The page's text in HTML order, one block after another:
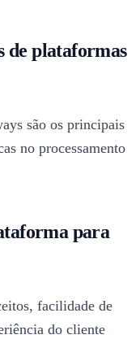
de plataformas
são os principais
no processamento
para
facilidade de
do cliente